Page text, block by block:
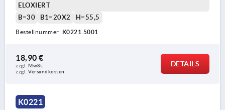
ELOXIERT
B=30
B1=20X2 H=55,5
Bestellnummer: K0221.5001
18,90 €
zzgl. MwSt.
zzgl. Versandkosten
DETAILS
K0221